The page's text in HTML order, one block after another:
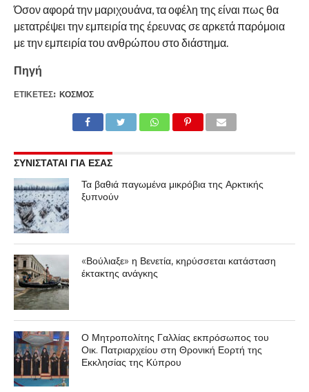
Όσον αφορά την μαριχουάνα, τα οφέλη της είναι πως θα
μετατρέψει την εμπειρία της έρευνας σε αρκετά παρόμοια
με την εμπειρία του ανθρώπου στο διάστημα.
Πηγή
ΕΤΙΚΕΤΕΣ: ΚΌΣΜΟΣ
ΣΥΝΙΣΤΑΤΑΙ ΓΙΑ ΕΣΑΣ
Τα βαθιά παγωμένα μικρόβια της Αρκτικής
ξυπνούν
«Βούλιαξε» η Βενετία, κηρύσσεται κατάσταση
έκτακτης ανάγκης
Ο Μητροπολίτης Γαλλίας εκπρόσωπος του
Οικ. Πατριαρχείου στη Θρονική Εορτή της
Εκκλησίας της Κύπρου